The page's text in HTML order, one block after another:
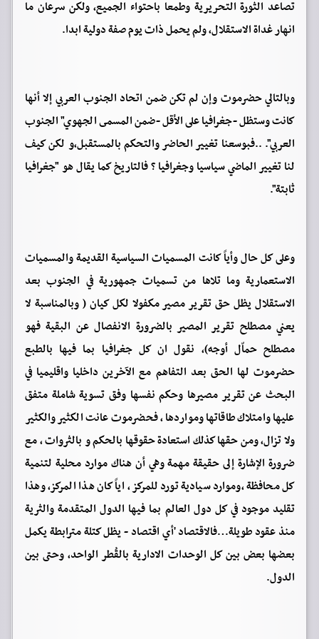
تصاعد الثورة التحريرية وطمعا باحتواء الجميع، ولكن سرعان ما
انهار غداة الاستقلال، ولم يحمل ذات يوم صفة دولية ابدا.
وبالتالي حضرموت وإن لم تكن ضمن اتحاد الجنوب العربي إلا أنها
كانت وستظل -جغرافيا على الأقل -ضمن المسمى الجهوي" الجنوب
العربي". ..فبوسعنا تغيير الحاضر والتحكم بالمستقبل،و لكن كيف
لنا تغيير الماضي سياسيا وجغرافيا ؟ فالتاريخ كما يقال هو "جغرافيا
ثابتة".
وعلى كل حال وأياً كانت المسميات السياسية القديمة والمسميات
الاستعمارية وما تلاها من تسميات جمهورية في الجنوب بعد
الاستقلال يظل حق تقرير مصير مكفولا لكل كيان ( وبالمناسبة لا
يعني مصطلح تقرير المصير بالضرورة الانفصال عن البقية فهو
مصطلح حماّل أوجه)، نقول ان كل جغرافيا بما فيها بالطبع
حضرموت لها الحق بعد التفاهم مع الآخرين داخليا واقليميا في
البحث عن تقرير مصيرها وحكم نفسها وفق تسوية شاملة متفق
عليها وامتلاك طاقاتها ومواردها ، فحضرموت عانت الكثير والكثير
ولا تزال، ومن حقها كذلك استعادة حقوقها بالحكم و بالثروات ، مع
ضرورة الإشارة إلى حقيقة مهمة وهي أن هناك موارد محلية لتنمية
كل محافظة ،وموارد سيادية تورد للمركز ، اياً كان هذا المركز، وهذا
تقليد موجود في كل دول العالم بما فيها الدول المتقدمة والثرية
منذ عقود طويلة…فالاقتصاد 'أي اقتصاد - يظل كتلة مترابطة يكمل
بعضها بعض بين كل الوحدات الادارية بالقُطر الواحد، وحتى بين
الدول.